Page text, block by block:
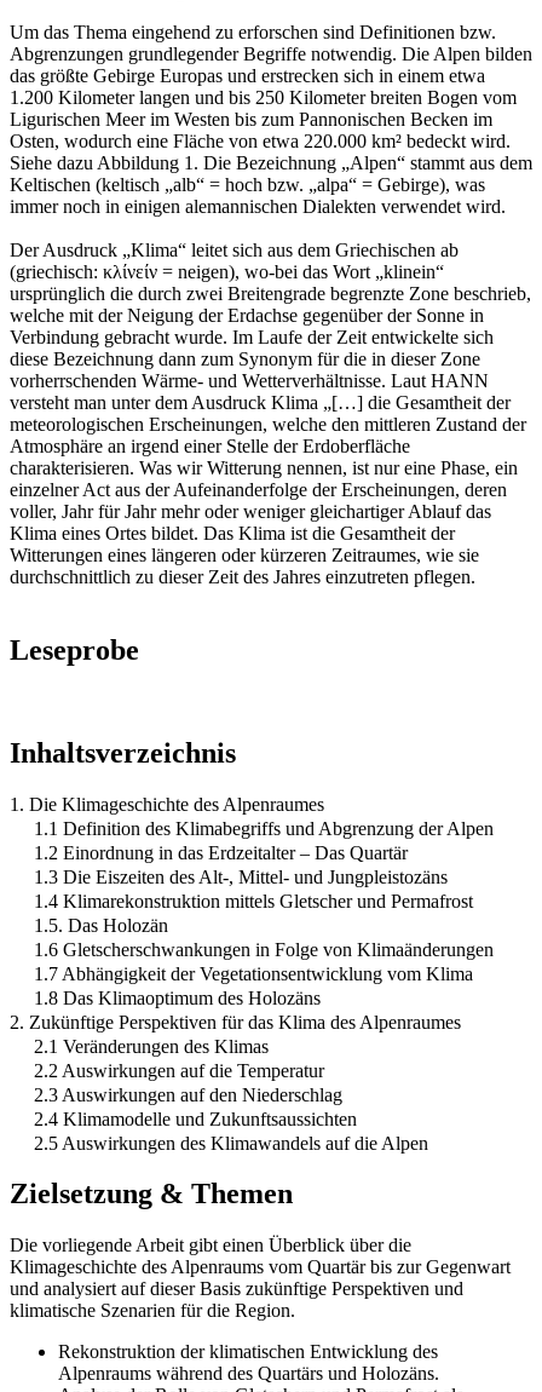
Um das Thema eingehend zu erforschen sind Definitionen bzw.
Abgrenzungen grundlegender Begriffe notwendig. Die Alpen bilden
das größte Gebirge Europas und erstrecken sich in einem etwa
1.200 Kilometer langen und bis 250 Kilometer breiten Bogen vom
Ligurischen Meer im Westen bis zum Pannonischen Becken im
Osten, wodurch eine Fläche von etwa 220.000 km² bedeckt wird.
Siehe dazu Abbildung 1. Die Bezeichnung „Alpen“ stammt aus dem
Keltischen (keltisch „alb“ = hoch bzw. „alpa“ = Gebirge), was
immer noch in einigen alemannischen Dialekten verwendet wird.
Der Ausdruck „Klima“ leitet sich aus dem Griechischen ab
(griechisch: κλίνείν = neigen), wo-bei das Wort „klinein“
ursprünglich die durch zwei Breitengrade begrenzte Zone beschrieb,
welche mit der Neigung der Erdachse gegenüber der Sonne in
Verbindung gebracht wurde. Im Laufe der Zeit entwickelte sich
diese Bezeichnung dann zum Synonym für die in dieser Zone
vorherrschenden Wärme- und Wetterverhältnisse. Laut HANN
versteht man unter dem Ausdruck Klima „[…] die Gesamtheit der
meteorologischen Erscheinungen, welche den mittleren Zustand der
Atmosphäre an irgend einer Stelle der Erdoberfläche
charakterisieren. Was wir Witterung nennen, ist nur eine Phase, ein
einzelner Act aus der Aufeinanderfolge der Erscheinungen, deren
voller, Jahr für Jahr mehr oder weniger gleichartiger Ablauf das
Klima eines Ortes bildet. Das Klima ist die Gesamtheit der
Witterungen eines längeren oder kürzeren Zeitraumes, wie sie
durchschnittlich zu dieser Zeit des Jahres einzutreten pflegen.
Leseprobe
Inhaltsverzeichnis
1. Die Klimageschichte des Alpenraumes
1.1 Definition des Klimabegriffs und Abgrenzung der Alpen
1.2 Einordnung in das Erdzeitalter – Das Quartär
1.3 Die Eiszeiten des Alt-, Mittel- und Jungpleistozäns
1.4 Klimarekonstruktion mittels Gletscher und Permafrost
1.5. Das Holozän
1.6 Gletscherschwankungen in Folge von Klimaänderungen
1.7 Abhängigkeit der Vegetationsentwicklung vom Klima
1.8 Das Klimaoptimum des Holozäns
2. Zukünftige Perspektiven für das Klima des Alpenraumes
2.1 Veränderungen des Klimas
2.2 Auswirkungen auf die Temperatur
2.3 Auswirkungen auf den Niederschlag
2.4 Klimamodelle und Zukunftsaussichten
2.5 Auswirkungen des Klimawandels auf die Alpen
Zielsetzung & Themen
Die vorliegende Arbeit gibt einen Überblick über die
Klimageschichte des Alpenraums vom Quartär bis zur Gegenwart
und analysiert auf dieser Basis zukünftige Perspektiven und
klimatische Szenarien für die Region.
Rekonstruktion der klimatischen Entwicklung des
Alpenraums während des Quartärs und Holozäns.